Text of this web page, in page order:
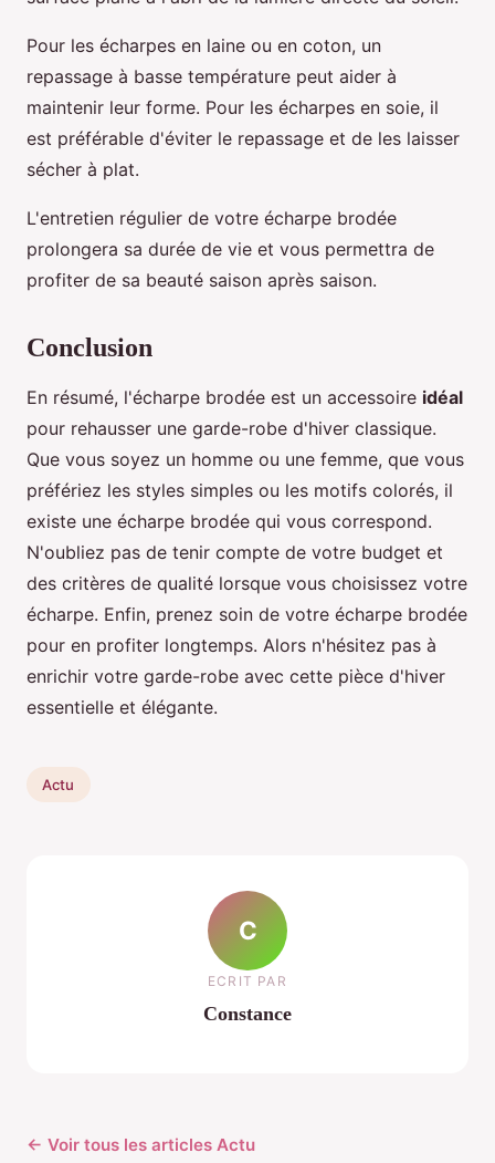
Pour les écharpes en laine ou en coton, un
repassage à basse température peut aider à
maintenir leur forme. Pour les écharpes en soie, il
est préférable d'éviter le repassage et de les laisser
sécher à plat.
L'entretien régulier de votre écharpe brodée
prolongera sa durée de vie et vous permettra de
profiter de sa beauté saison après saison.
Conclusion
En résumé, l'écharpe brodée est un accessoire idéal
pour rehausser une garde-robe d'hiver classique.
Que vous soyez un homme ou une femme, que vous
préfériez les styles simples ou les motifs colorés, il
existe une écharpe brodée qui vous correspond.
N'oubliez pas de tenir compte de votre budget et
des critères de qualité lorsque vous choisissez votre
écharpe. Enfin, prenez soin de votre écharpe brodée
pour en profiter longtemps. Alors n'hésitez pas à
enrichir votre garde-robe avec cette pièce d'hiver
essentielle et élégante.
Actu
C
ECRIT PAR
Constance
← Voir tous les articles Actu